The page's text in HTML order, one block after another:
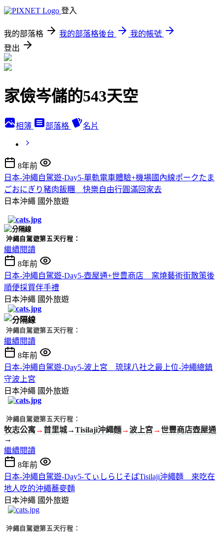
登入
我的部落格 我的部落格後台
我的帳號
登出
家儉岑儲的543天空
相簿 部落格 名片
8年前
日本-沖繩自駕遊-Day5-單軌電車體驗+機場國內線ポークたま
ごおにぎり豬肉飯糰 快樂自由行圓滿回家去
日本沖繩 國外旅遊
沖繩自駕遊第五天行程：
繼續閱讀
8年前
日本-沖繩自駕遊-Day5-壺屋通+世豊商店 窯燒藝術街散策後
順便採買伴手禮
日本沖繩 國外旅遊
沖繩自駕遊第五天行程：
繼續閱讀
8年前
日本-沖繩自駕遊-Day5-波上宮 琉球八社之最上位-沖繩總鎮
守波上宮
日本沖繩 國外旅遊
沖繩自駕遊第五天行程：
牧志公寓→首里城→Tisilaji沖繩麵→波上宮→世豐商店壺屋通
→
繼續閱讀
8年前
日本-沖繩自駕遊-Day5-てぃしらじそばTisilaji沖繩麵 來吃在
地人吃的沖繩蕎麥麵
日本沖繩 國外旅遊
沖繩自駕遊第五天行程：